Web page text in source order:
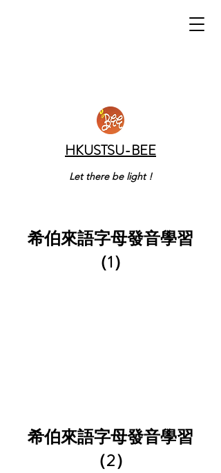
HKUSTSU-BEE
Let there be light !
希伯來語字母發音學習
（1）
希伯來語字母發音學習
（2）